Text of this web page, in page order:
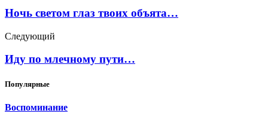
Ночь светом глаз твоих объята…
Следующий
Иду по млечному пути…
Популярные
Воспоминание